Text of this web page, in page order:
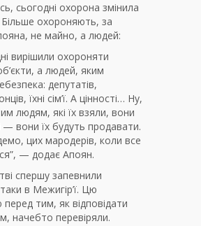
сьогодні охорона змінила
Більше охороняють, за
не майно, а людей:
вирішили охороняти
а людей, яким
депутатів,
їхні сім’ї. А цінності… Ну,
людям, які їх взяли, вони
— вони їх будуть продавати.
цих мародерів, коли все
— додає Апоян.
спершу запевнили
в Межигір’ї. Цю
перед тим, як відповідати
начебто перевіряли.